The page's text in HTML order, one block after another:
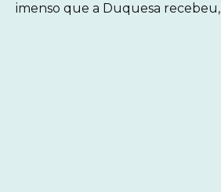
imenso que a Duquesa recebeu,